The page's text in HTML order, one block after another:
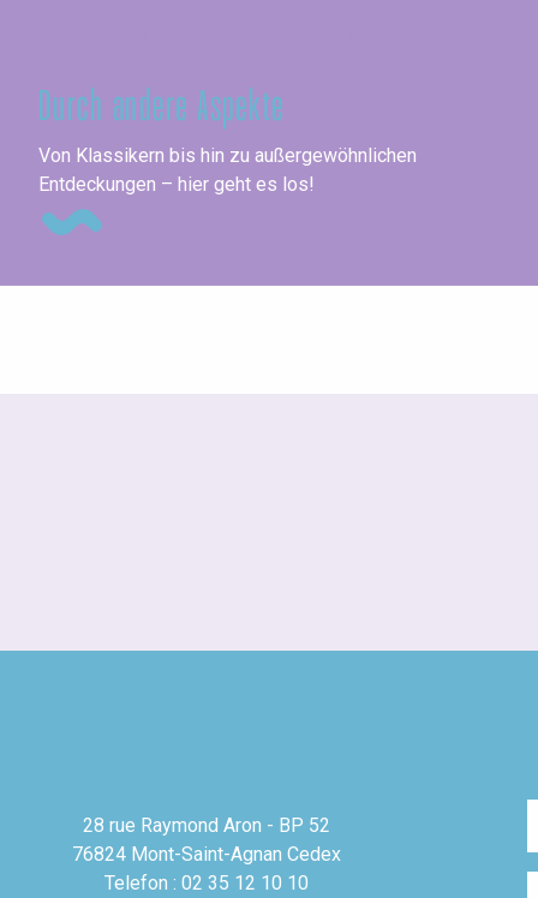
Durch andere Aspekte
Von Klassikern bis hin zu außergewöhnlichen
Entdeckungen – hier geht es los!
28 rue Raymond Aron - BP 52
76824 Mont-Saint-Agnan Cedex
Telefon : 02 35 12 10 10